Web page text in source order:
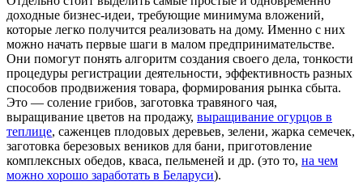
доходные бизнес-идеи, требующие минимума вложений,
которые легко получится реализовать на дому. Именно с них
можно начать первые шаги в малом предпринимательстве.
Они помогут понять алгоритм создания своего дела, тонкости
процедуры регистрации деятельности, эффективность разных
способов продвижения товара, формирования рынка сбыта.
Это — соление грибов, заготовка травяного чая,
выращивание цветов на продажу, выращивание огурцов в
теплице, саженцев плодовых деревьев, зелени, жарка семечек,
заготовка березовых веников для бани, приготовление
комплексных обедов, кваса, пельменей и др. (это то, на чем
можно хорошо заработать в Беларуси).